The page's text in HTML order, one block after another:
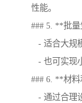
性能。
### 5. **批
- 适合大规
- 也可实现
### 6. **材
- 通过合理